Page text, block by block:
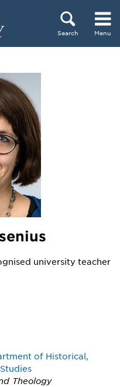
Search Menu
university teacher
of Historical,
Theology